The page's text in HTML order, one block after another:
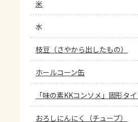
米
水
枝豆（さやから出したもの）
ホールコーン缶
「味の素KKコンソメ」固形タ
おろしにんにく（チューブ）